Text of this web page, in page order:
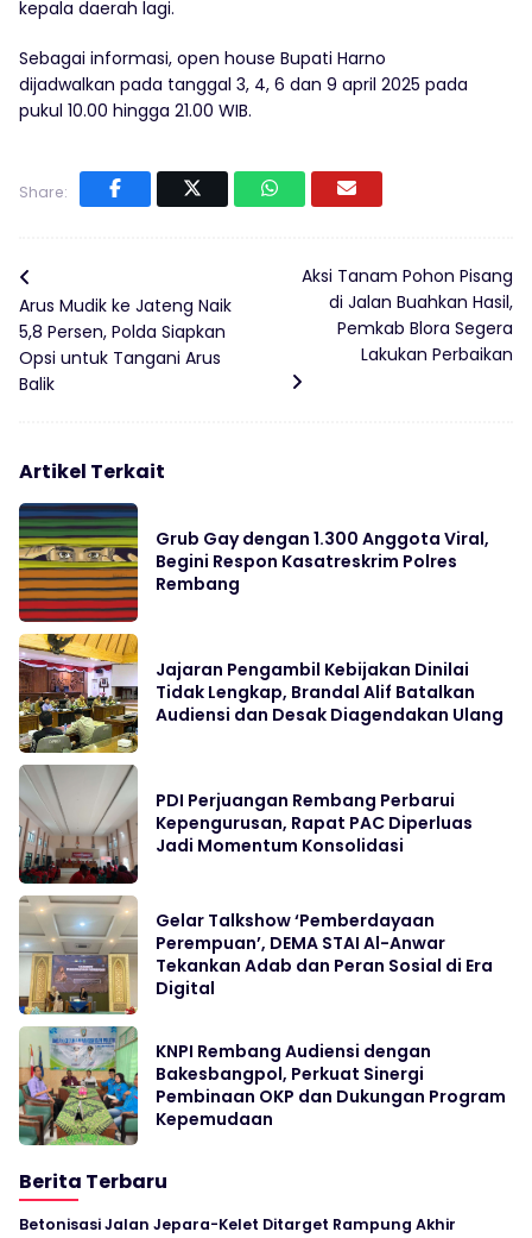
kepala daerah lagi.
Sebagai informasi, open house Bupati Harno
dijadwalkan pada tanggal 3, 4, 6 dan 9 april 2025 pada
pukul 10.00 hingga 21.00 WIB.
Share:
Arus Mudik ke Jateng Naik
5,8 Persen, Polda Siapkan
Opsi untuk Tangani Arus
Balik
Aksi Tanam Pohon Pisang
di Jalan Buahkan Hasil,
Pemkab Blora Segera
Lakukan Perbaikan
Artikel Terkait
Grub Gay dengan 1.300 Anggota Viral,
Begini Respon Kasatreskrim Polres
Rembang
Jajaran Pengambil Kebijakan Dinilai
Tidak Lengkap, Brandal Alif Batalkan
Audiensi dan Desak Diagendakan Ulang
PDI Perjuangan Rembang Perbarui
Kepengurusan, Rapat PAC Diperluas
Jadi Momentum Konsolidasi
Gelar Talkshow ‘Pemberdayaan
Perempuan’, DEMA STAI Al-Anwar
Tekankan Adab dan Peran Sosial di Era
Digital
KNPI Rembang Audiensi dengan
Bakesbangpol, Perkuat Sinergi
Pembinaan OKP dan Dukungan Program
Kepemudaan
Berita Terbaru
Betonisasi Jalan Jepara-Kelet Ditarget Rampung Akhir